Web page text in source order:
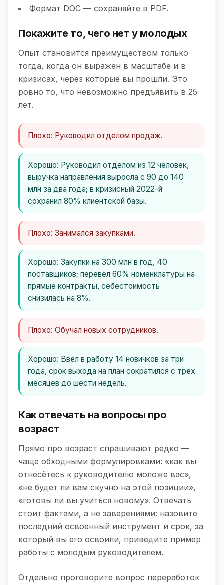
Формат DOC — сохраняйте в PDF.
Покажите то, чего нет у молодых
Опыт становится преимуществом только
тогда, когда он выражен в масштабе и в
кризисах, через которые вы прошли. Это
ровно то, что невозможно предъявить в 25
лет.
Плохо: Руководил отделом продаж.
Хорошо: Руководил отделом из 12 человек,
выручка направления выросла с 90 до 140
млн за два года; в кризисный 2022-й
сохранил 80% клиентской базы.
Плохо: Занимался закупками.
Хорошо: Закупки на 300 млн в год, 40
поставщиков; перевёл 60% номенклатуры на
прямые контракты, себестоимость
снизилась на 8%.
Плохо: Обучал новых сотрудников.
Хорошо: Ввёл в работу 14 новичков за три
года, срок выхода на план сократился с трёх
месяцев до шести недель.
Как отвечать на вопросы про
возраст
Прямо про возраст спрашивают редко —
чаще обходными формулировками: «как вы
отнесётесь к руководителю моложе вас»,
«не будет ли вам скучно на этой позиции»,
«готовы ли вы учиться новому». Отвечать
стоит фактами, а не заверениями: назовите
последний освоенный инструмент и срок, за
который вы его освоили, приведите пример
работы с молодым руководителем.
Отдельно проговорите вопрос переработок